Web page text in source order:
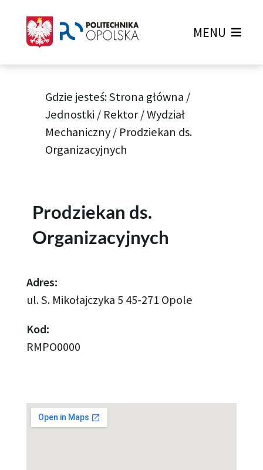
MENU
Gdzie jesteś:Strona główna /
Jednostki / Rektor/Wydział
Mechaniczny/ Prodziekan ds.
Organizacyjnych
Prodziekan ds.
Organizacyjnych
Adres:
ul. S. Mikołajczyka 5 45-271 Opole
Kod:
RMPO0000